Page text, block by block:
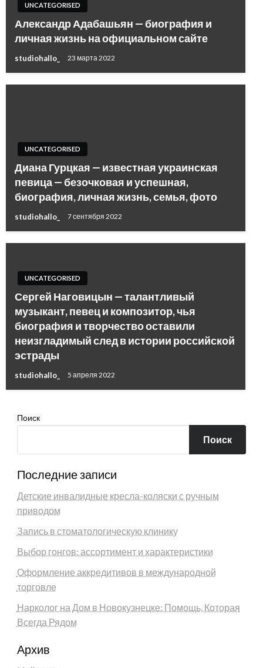
UNCATEGORISED
Александр Адабашьян — биография и
личная жизнь на официальном сайте
studiohallo_ 23 марта 2022
UNCATEGORISED
Диана Гурцкая — известная украинская
певица — безочковая и успешная,
биография, личная жизнь, семья, фото
studiohallo_ 7 сентября 2022
UNCATEGORISED
Сергей Наговицын — талантливый
музыкант, певец и композитор, чья
биография и творчество оставили
неизгладимый след в истории российской
эстрады
studiohallo_ 5 апреля 2022
Поиск
Поиск
Последние записи
Детские инвалидные кресла-коляски с ручным
приводом
Запись в стоматологическую клинику
Выбор гонгов: ассортимент и характеристики
Оформление аккредитивов в международной
торговле
Нарколог на Дом в Новокузнецке: Помощь, Которая
Всегда Рядом
Архив